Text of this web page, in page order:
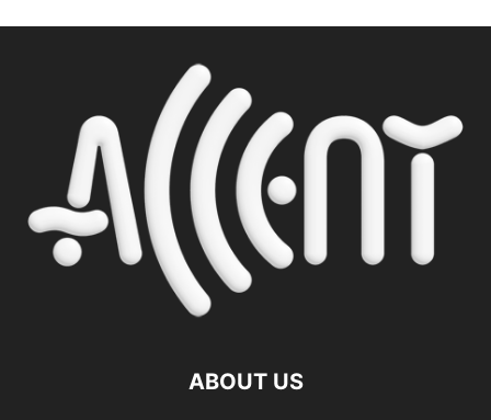
ABOUT US